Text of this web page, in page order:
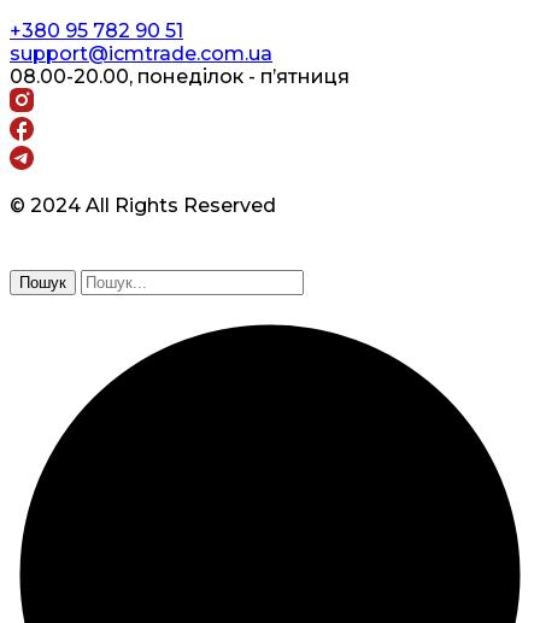
+380 95 782 90 51
support@icmtrade.com.ua
08.00-20.00, понеділок - п’ятниця
© 2024 All Rights Reserved
Пошук